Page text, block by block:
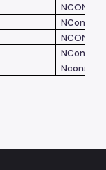
NCONSTA
NConsta
NCONSTA
NConsta
Nconsta